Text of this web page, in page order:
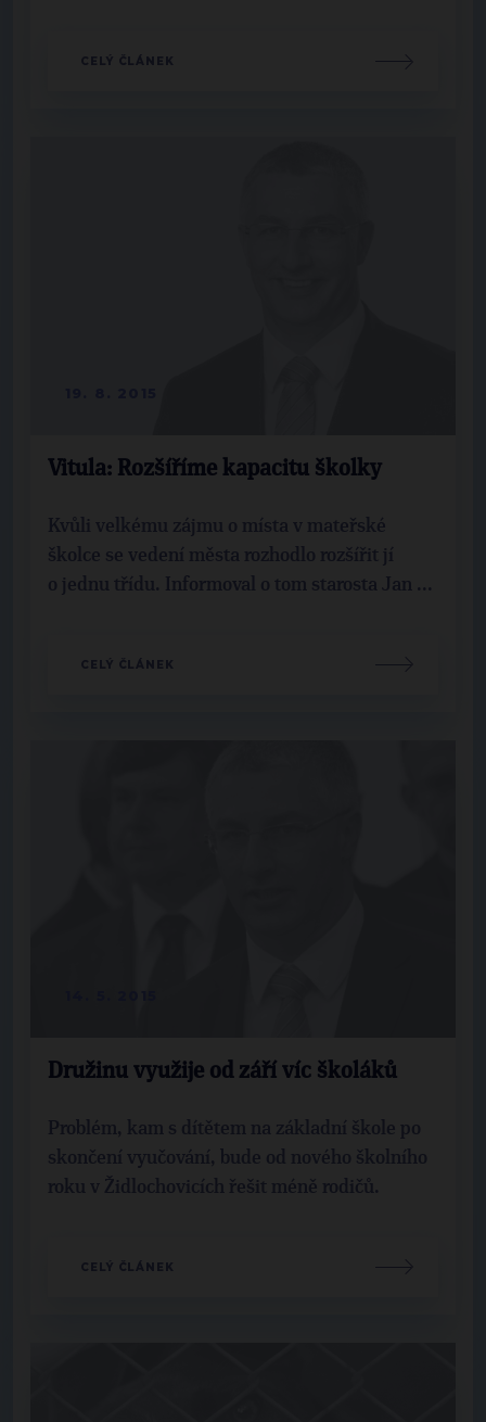
CELÝ ČLÁNEK
Vitula: Rozšíříme kapacitu školky
Kvůli velkému zájmu o místa v mateřské
školce se vedení města rozhodlo rozšířit jí
o jednu třídu. Informoval o tom starosta Jan ...
CELÝ ČLÁNEK
Družinu využije od září víc školáků
Problém, kam s dítětem na základní škole po
skončení vyučování, bude od nového školního
roku v Židlochovicích řešit méně rodičů.
CELÝ ČLÁNEK